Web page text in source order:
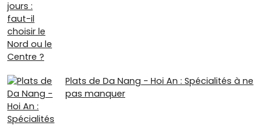
Plats de Da Nang - Hoi An : Spécialités à ne
pas manquer